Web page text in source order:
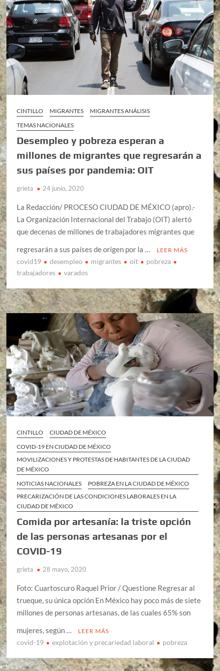
CINTILLO MIGRANTES
MIGRANTES ANÁLISIS
TEMAS NACIONALES
Desempleo y pobreza esperan a
millones de migrantes que regresarán a
sus países por pandemia: OIT
grieta 24 junio, 2020
La Redacción/ PROCESO CIUDAD DE MÉXICO (apro).-
La Organización Internacional del Trabajo (OIT) alertó
que decenas de millones de trabajadores migrantes que
regresarán a sus países de origen por la …
LEER MÁS
covid19 desempleo migrantes oit
pobreza
trabajadores
varados
CINTILLO
CIUDAD DE MÉXICO
COVID-19 EN CIUDAD DE MÉXICO
MOVILIZACIONES Y PROTESTAS DE HABITANTES DE LA CIUDAD
DE MÉXICO
NOTICIAS NACIONALES
POBREZA EN LA CIUDAD DE MÉXICO
PRECARIZACIÓN DE LAS CONDICIONES LABORALES EN LA
CIUDAD DE MÉXICO
Comida por artesanía: la triste opción
de las personas artesanas por el
COVID-19
grieta 28 mayo, 2020
Foto: Cuartoscuro Raquel Prior / Questione Regresar al
trueque, su única opción En México hay poco más de siete
millones de personas artesanas, de las cuales 65% son
mujeres, según …
LEER MÁS
covid-19 explotación y precariedad laboral pobreza